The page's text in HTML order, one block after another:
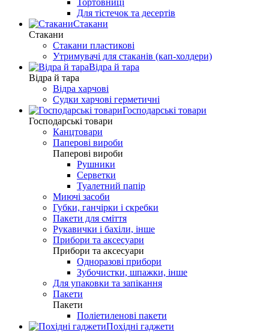
Тортовниці
Для тістечок та десертів
Стакани
Стакани
Стакани пластикові
Утримувачі для стаканів (кап-холдери)
Відра й тара
Відра й тара
Відра харчові
Судки харчові герметичні
Господарські товари
Господарські товари
Канцтовари
Паперові вироби
Паперові вироби
Рушники
Серветки
Туалетний папір
Миючі засоби
Губки, ганчірки і скребки
Пакети для сміття
Рукавички і бахіли, інше
Прибори та аксесуари
Прибори та аксесуари
Одноразові прибори
Зубочистки, шпажки, інше
Для упаковки та запікання
Пакети
Пакети
Поліетиленові пакети
Похідні гаджети